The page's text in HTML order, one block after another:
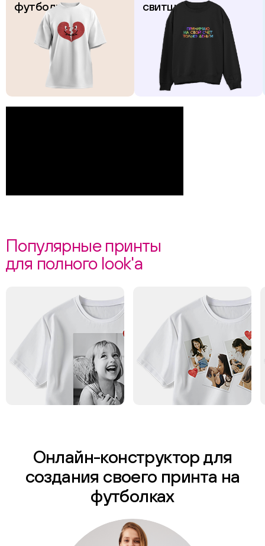
футболках свитшотах
Популярные принты
для полного look'а
Онлайн-конструктор для
создания своего принта на
футболках